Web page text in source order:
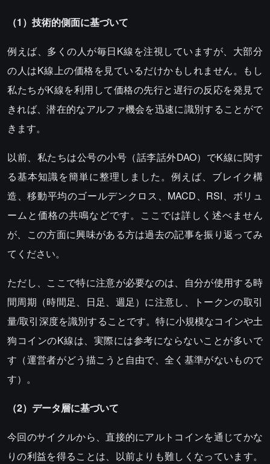
（1）技術的側面に基づいて
例えば、多くの人が毎日K線を注視していますが、大部分
の人はK線上の価格を見ているだけかもしれません。もし
私たちがK線を利用して価格の先行と遅行の反応を発見で
きれば、潜在的なアルファ機会を迅速に識別することがで
きます。
以前、私たちは公号の小号（話李話外DAO）でK線に関す
る基本知識を簡単に整理しました。例えば、ブレイク構
造、移動平均のゴールデンクロス、MACD、RSI、ボリュ
ームと価格の共鳴などです。ここでは詳しく述べません
が、この方面に興味がある方は過去の記事を振り返ってみ
てください。
ただし、ここで特に注意が必要なのは、自分が使用する時
間周期（時間足、日足、週足）に注意し、トークンの取引
量/取引深度を識別することです。特に小規模なコインや土
狗コインのK線は、実際には参考にならないことが多いで
す（運営者がどう描こうと自由で、全く基準がないもので
す）。
（2）データ層に基づいて
今回のサイクルから、直接的にアルトコインを通じてかな
りの利益を得ることは、以前よりも難しくなっています。